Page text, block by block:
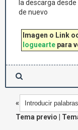
la descarga
de nuevo
Imagen o Link
loguearte para
«
Tema previo